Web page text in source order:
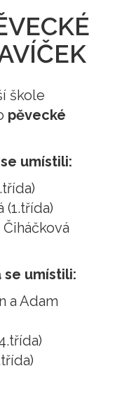
škole
pěvecké
umístili:
(1.třída)
se umístili:
a Adam